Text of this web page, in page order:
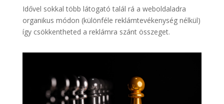
Idővel sokkal több látogató talál rá a weboldaladra
organikus módon (különféle reklámtevékenység nélkül)
így csökkentheted a reklámra szánt összeget.